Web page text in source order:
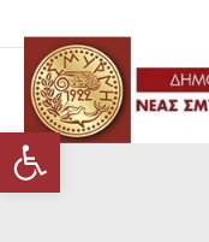
Ανοίξτε τη γραμμή εργαλείων